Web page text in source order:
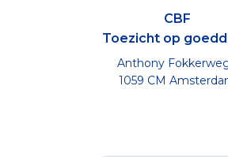
CBF
Toezicht op
Anthony
1059 CM